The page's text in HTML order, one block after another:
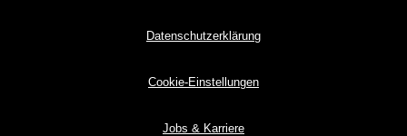
Datenschutzerklärung
Cookie-Einstellungen
Jobs & Karriere